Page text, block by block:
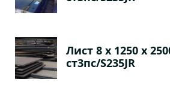
Лист 8 х 1250 х
ст3пс/S235JR